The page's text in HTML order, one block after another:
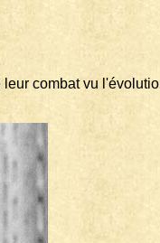
combat vu